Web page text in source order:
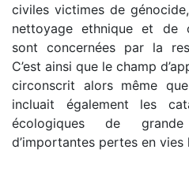
civiles victimes de
nettoyage ethnique et de
sont concernées par la
C’est ainsi que le champ
circonscrit alors même
incluait également les
écologiques de
d’importantes pertes en vies